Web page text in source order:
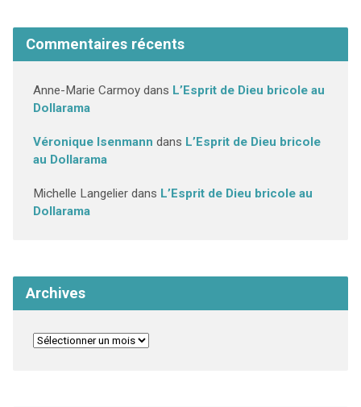
Commentaires récents
Anne-Marie Carmoydans L’Esprit de Dieu bricole au
Dollarama
Véronique Isenmann dans L’Esprit de Dieu bricole
au Dollarama
Michelle Langelierdans L’Esprit de Dieu bricole au
Dollarama
Archives